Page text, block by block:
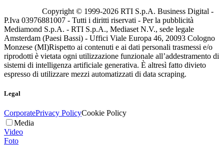
Copyright © 1999-2026 RTI S.p.A. Business Digital -
P.Iva 03976881007 - Tutti i diritti riservati - Per la pubblicità
Mediamond S.p.A. - RTI S.p.A., Mediaset N.V., sede legale
Amsterdam (Paesi Bassi) - Uffici Viale Europa 46, 20093 Cologno
Monzese (MI)Rispetto ai contenuti e ai dati personali trasmessi e/o
riprodotti è vietata ogni utilizzazione funzionale all’addestramento di
sistemi di intelligenza artificiale generativa. È altresì fatto divieto
espresso di utilizzare mezzi automatizzati di data scraping.
Legal
CorporatePrivacy PolicyCookie Policy
Media
Video
Foto